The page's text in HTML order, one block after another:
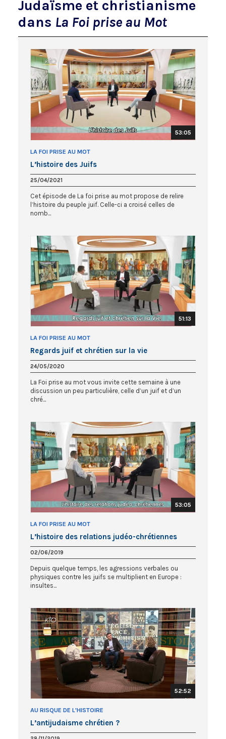
Judaïsme et christianisme
dans La Foi prise au Mot
53:05
LA FOI PRISE AU MOT
L’histoire des Juifs
25/04/2021
Cet épisode de La foi prise au mot propose de relire
l’histoire du peuple juif. Celle-ci a croisé celles de
nomb...
51:13
LA FOI PRISE AU MOT
Regards juif et chrétien sur la vie
24/05/2020
La Foi prise au mot vous invite cette semaine à une
discussion un peu particulière, celle d’un juif et d’un
chré...
53:05
LA FOI PRISE AU MOT
L’histoire des relations judéo-chrétiennes
02/06/2019
Depuis quelque temps, les agressions verbales ou
physiques contre les juifs se multiplient en Europe :
insultes...
52:52
AU RISQUE DE L'HISTOIRE
L’antijudaisme chrétien ?